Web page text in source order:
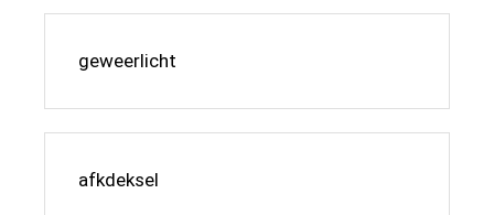
geweerlicht
afkdeksel